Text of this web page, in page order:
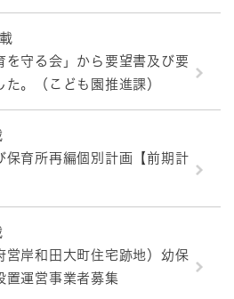
を守る会」から要望書及び要
。（こども園推進課）
保育所再編個別計画【前期計
岸和田大町住宅跡地）幼保
置運営事業者募集